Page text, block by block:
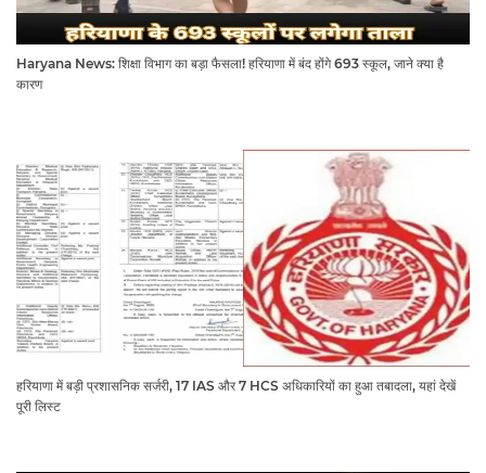
Haryana News: शिक्षा विभाग का बड़ा फैसला! हरियाणा में बंद होंगे 693 स्कूल, जाने क्या है
कारण
हरियाणा में बड़ी प्रशासनिक सर्जरी, 17 IAS और 7 HCS अधिकारियों का हुआ तबादला, यहां देखें
पूरी लिस्ट